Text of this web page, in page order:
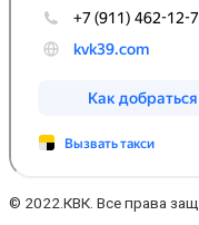
© 2022.КВК. Все права